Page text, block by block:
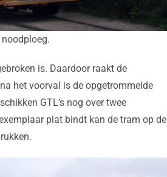
is. Daardoor raakt de
het voorval is de opgetrommelde
GTL’s nog over twee
plat bindt kan de tram op de